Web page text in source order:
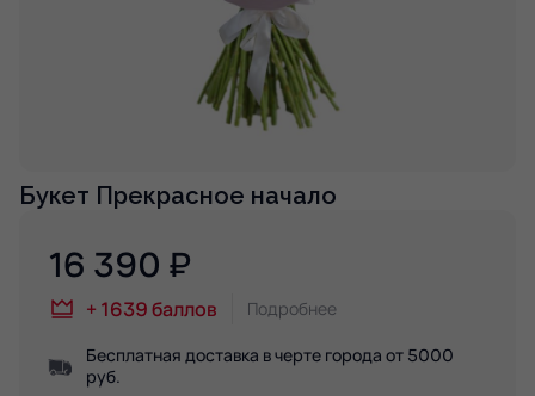
Букет Прекрасное начало
16 390 ₽
+ 1639баллов Подробнее
Бесплатная доставка в черте города от 5000
руб.